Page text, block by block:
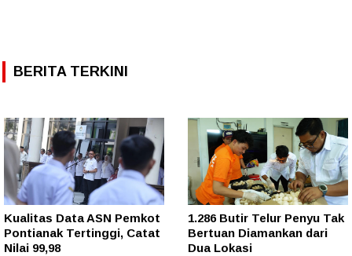
BERITA TERKINI
Kualitas Data ASN Pemkot
Pontianak Tertinggi, Catat
Nilai 99,98
1.286 Butir Telur Penyu Tak
Bertuan Diamankan dari
Dua Lokasi